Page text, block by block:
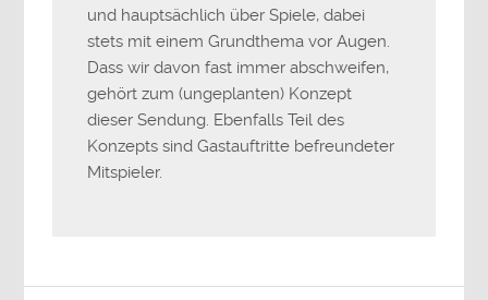
und hauptsächlich über Spiele, dabei
stets mit einem Grundthema vor Augen.
Dass wir davon fast immer abschweifen,
gehört zum (ungeplanten) Konzept
dieser Sendung. Ebenfalls Teil des
Konzepts sind Gastauftritte befreundeter
Mitspieler.